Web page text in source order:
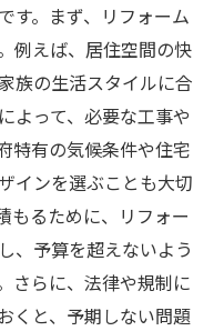
す。まず、リフォーム
例えば、居住空間の快
族の生活スタイルに合
よって、必要な工事や
特有の気候条件や住宅
インを選ぶことも大切
もるために、リフォー
、予算を超えないよう
さらに、法律や規制に
くと、予期しない問題